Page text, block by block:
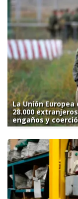
La Unión
28.000
engaños y coerció